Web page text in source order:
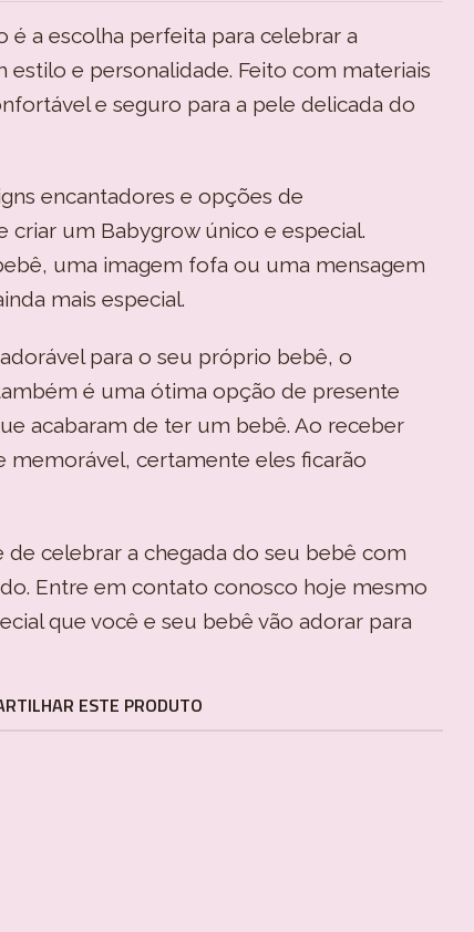
é a escolha perfeita para celebrar a
estilo e personalidade. Feito com materiais
e seguro para a pele delicada do
encantadores e opções de
criar um Babygrow único e especial.
uma imagem fofa ou uma mensagem
mais especial.
para o seu próprio bebê, o
é uma ótima opção de presente
acabaram de ter um bebê. Ao receber
memorável, certamente eles ficarão
celebrar a chegada do seu bebê com
Entre em contato conosco hoje mesmo
que você e seu bebê vão adorar para
ESTE PRODUTO